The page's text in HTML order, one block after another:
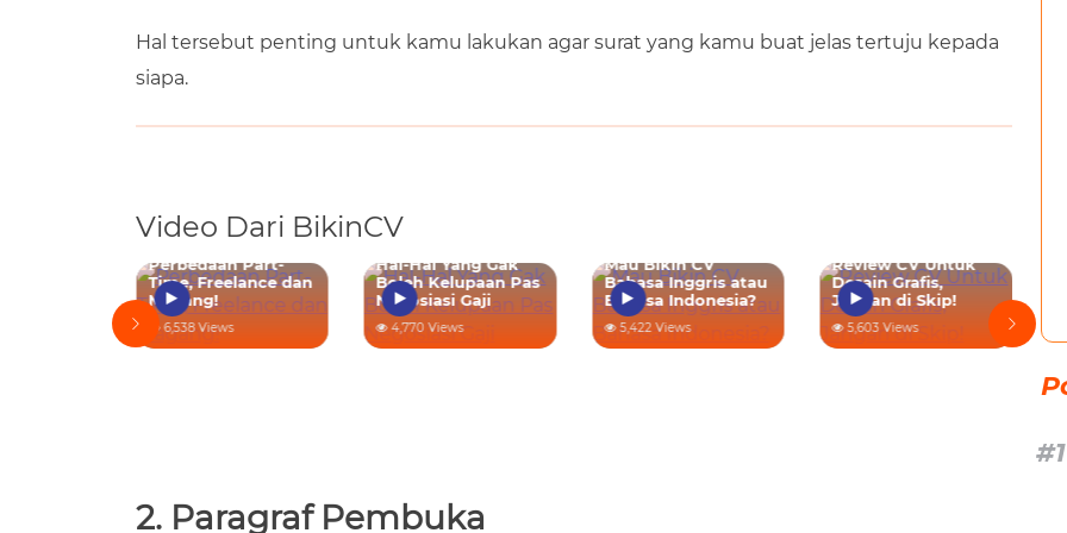
Hal tersebut penting untuk kamu lakukan agar surat yang kamu buat jelas tertuju kepada
siapa.
Video Dari BikinCV
Perbedaan Part-
Time, Freelance dan
Magang!
6,538 Views
Hal-Hal Yang Gak
Boleh Kelupaan Pas
Negosiasi Gaji
4,770 Views
Mau Bikin CV
Bahasa Inggris atau
Bahasa Indonesia?
5,422 Views
Review CV Untuk
Desain Grafis,
Jangan di Skip!
5,603 Views
2. Paragraf Pembuka